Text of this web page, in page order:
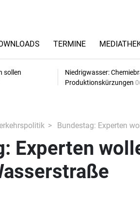
TERMINE
sollen
Niedrigwasser:
Produktionskürzungen
Bundestag: Experten
Experten